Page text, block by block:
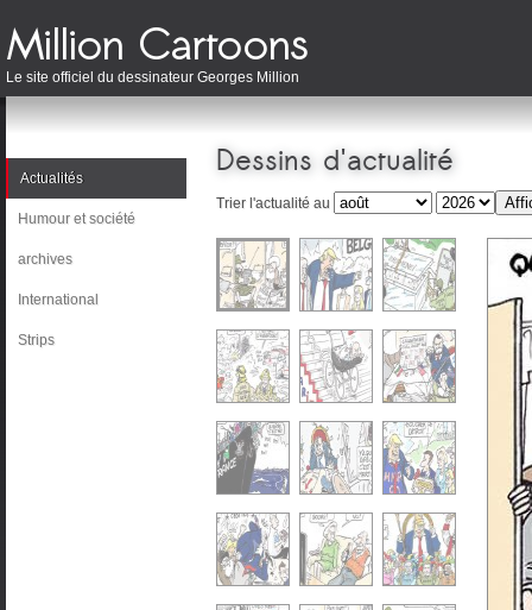
Le site officiel du dessinateur Georges Million
Actualités
Humour et société
archives
International
Strips
Dessins d'actualité
Trier l'actualité au